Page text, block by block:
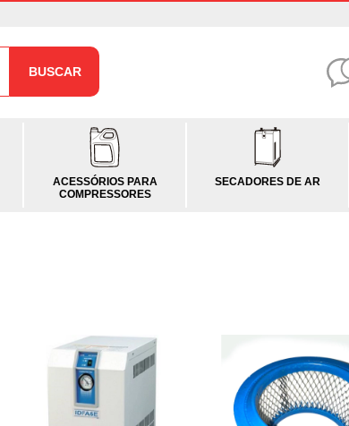
BUSCAR
ACESSÓRIOS PARA
COMPRESSORES
SECADORES DE AR